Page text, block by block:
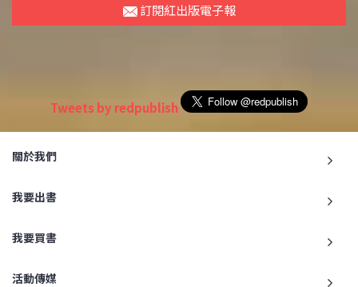
訂閱紅出版電子報
Tweets by redpublish
關於我們
我要出書
我要買書
活動傳媒